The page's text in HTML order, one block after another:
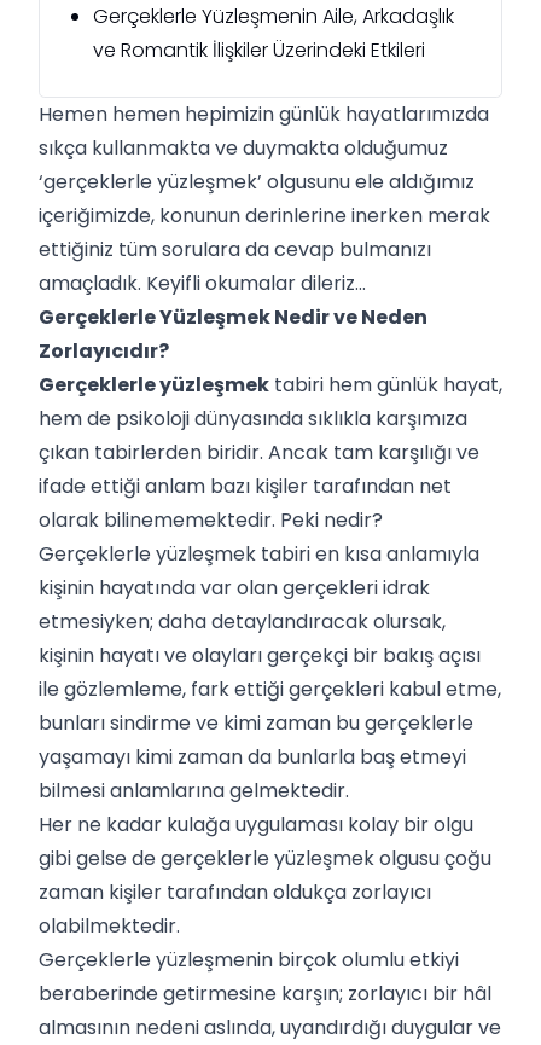
Gerçeklerle Yüzleşmenin Aile, Arkadaşlık
ve Romantik İlişkiler Üzerindeki Etkileri
Hemen hemen hepimizin günlük hayatlarımızda
sıkça kullanmakta ve duymakta olduğumuz
‘gerçeklerle yüzleşmek’ olgusunu ele aldığımız
içeriğimizde, konunun derinlerine inerken merak
ettiğiniz tüm sorulara da cevap bulmanızı
amaçladık. Keyifli okumalar dileriz…
Gerçeklerle Yüzleşmek Nedir ve Neden
Zorlayıcıdır?
Gerçeklerle yüzleşmek tabiri hem günlük hayat,
hem de psikoloji dünyasında sıklıkla karşımıza
çıkan tabirlerden biridir. Ancak tam karşılığı ve
ifade ettiği anlam bazı kişiler tarafından net
olarak bilinememektedir. Peki nedir?
Gerçeklerle yüzleşmek tabiri en kısa anlamıyla
kişinin hayatında var olan gerçekleri idrak
etmesiyken; daha detaylandıracak olursak,
kişinin hayatı ve olayları gerçekçi bir bakış açısı
ile gözlemleme, fark ettiği gerçekleri kabul etme,
bunları sindirme ve kimi zaman bu gerçeklerle
yaşamayı kimi zaman da bunlarla baş etmeyi
bilmesi anlamlarına gelmektedir.
Her ne kadar kulağa uygulaması kolay bir olgu
gibi gelse de gerçeklerle yüzleşmek olgusu çoğu
zaman kişiler tarafından oldukça zorlayıcı
olabilmektedir.
Gerçeklerle yüzleşmenin birçok olumlu etkiyi
beraberinde getirmesine karşın; zorlayıcı bir hâl
almasının nedeni aslında, uyandırdığı duygular ve